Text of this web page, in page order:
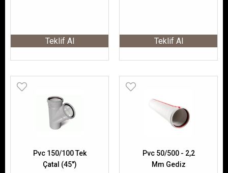
Teklif Al Teklif Al
Pvc 150/100 Tek
Çatal (45")
Pvc 50/500 - 2,2
Mm Gediz